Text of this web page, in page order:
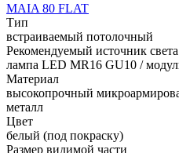
MAIA 80 FLAT
Тип
встраиваемый потолочный
Рекомендуемый источник света
лампа LED MR16 GU10 /
Материал
высокопрочный
металл
Цвет
белый (под покраску)
Размер видимой части